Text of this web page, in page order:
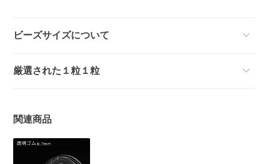
ビーズサイズについて
厳選された１粒１粒
関連商品